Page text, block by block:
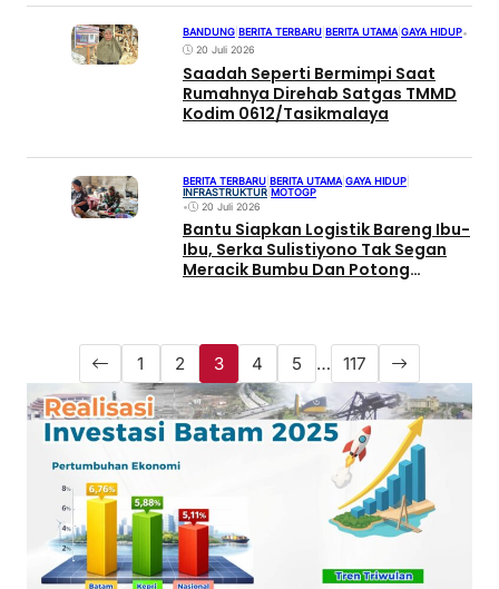
BANDUNG BERITA TERBARU BERITA UTAMA|GAYA HIDUP•
20 Juli 2026
Saadah Seperti Bermimpi Saat
Rumahnya Direhab Satgas TMMD
Kodim 0612/Tasikmalaya
BERITA TERBARU BERITA UTAMA GAYA HIDUP
INFRASTRUKTUR MOTOGP
•
20 Juli 2026
Bantu Siapkan Logistik Bareng Ibu-
Ibu, Serka Sulistiyono Tak Segan
Meracik Bumbu Dan Potong
1 2 3 4 5 … 117